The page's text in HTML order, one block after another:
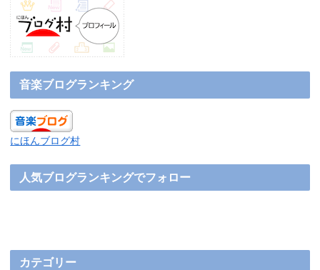
音楽ブログランキング
にほんブログ村
人気ブログランキングでフォロー
カテゴリー